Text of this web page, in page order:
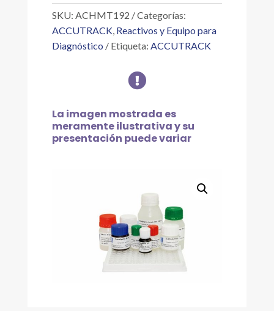
PRUEBA
MICROELISA
PARA
DETERMINACIÓN
ANTICUERPOS
CONTRA
TRYPANOSOMA
ANTICUERPOS
SKU: ACHMT192
Categorías:
ACCUTRACK, Reactivos y Equipo para
Diagnóstico
Etiqueta: ACCUTRACK

La imagen mostrada es
meramente ilustrativa y su
presentación puede variar